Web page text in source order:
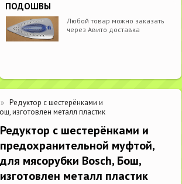
ПОДОШВЫ
Любой товар можно заказать
через Авито доставка
Редуктор с шестерёнками и
изготовлен металл пластик
Редуктор с шестерёнками и
предохранительной муфтой,
для мясорубки Bosch, Бош,
изготовлен металл пластик